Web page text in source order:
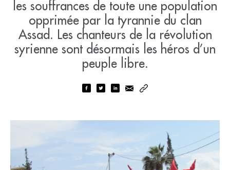
les souffrances de toute une population
opprimée par la tyrannie du clan
Assad. Les chanteurs de la révolution
syrienne sont désormais les héros d’un
peuple libre.